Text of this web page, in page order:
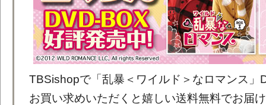
TBSishopで「乱暴＜ワイルド＞なロマンス」
お買い求めいただくと嬉しい送料無料でお届